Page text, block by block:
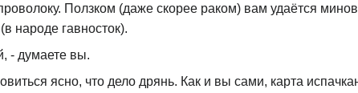
Ползком (даже скорее раком) вам удаётся
народе гавносток).
- думаете вы.
ясно, что дело дрянь. Как и вы сами, карта